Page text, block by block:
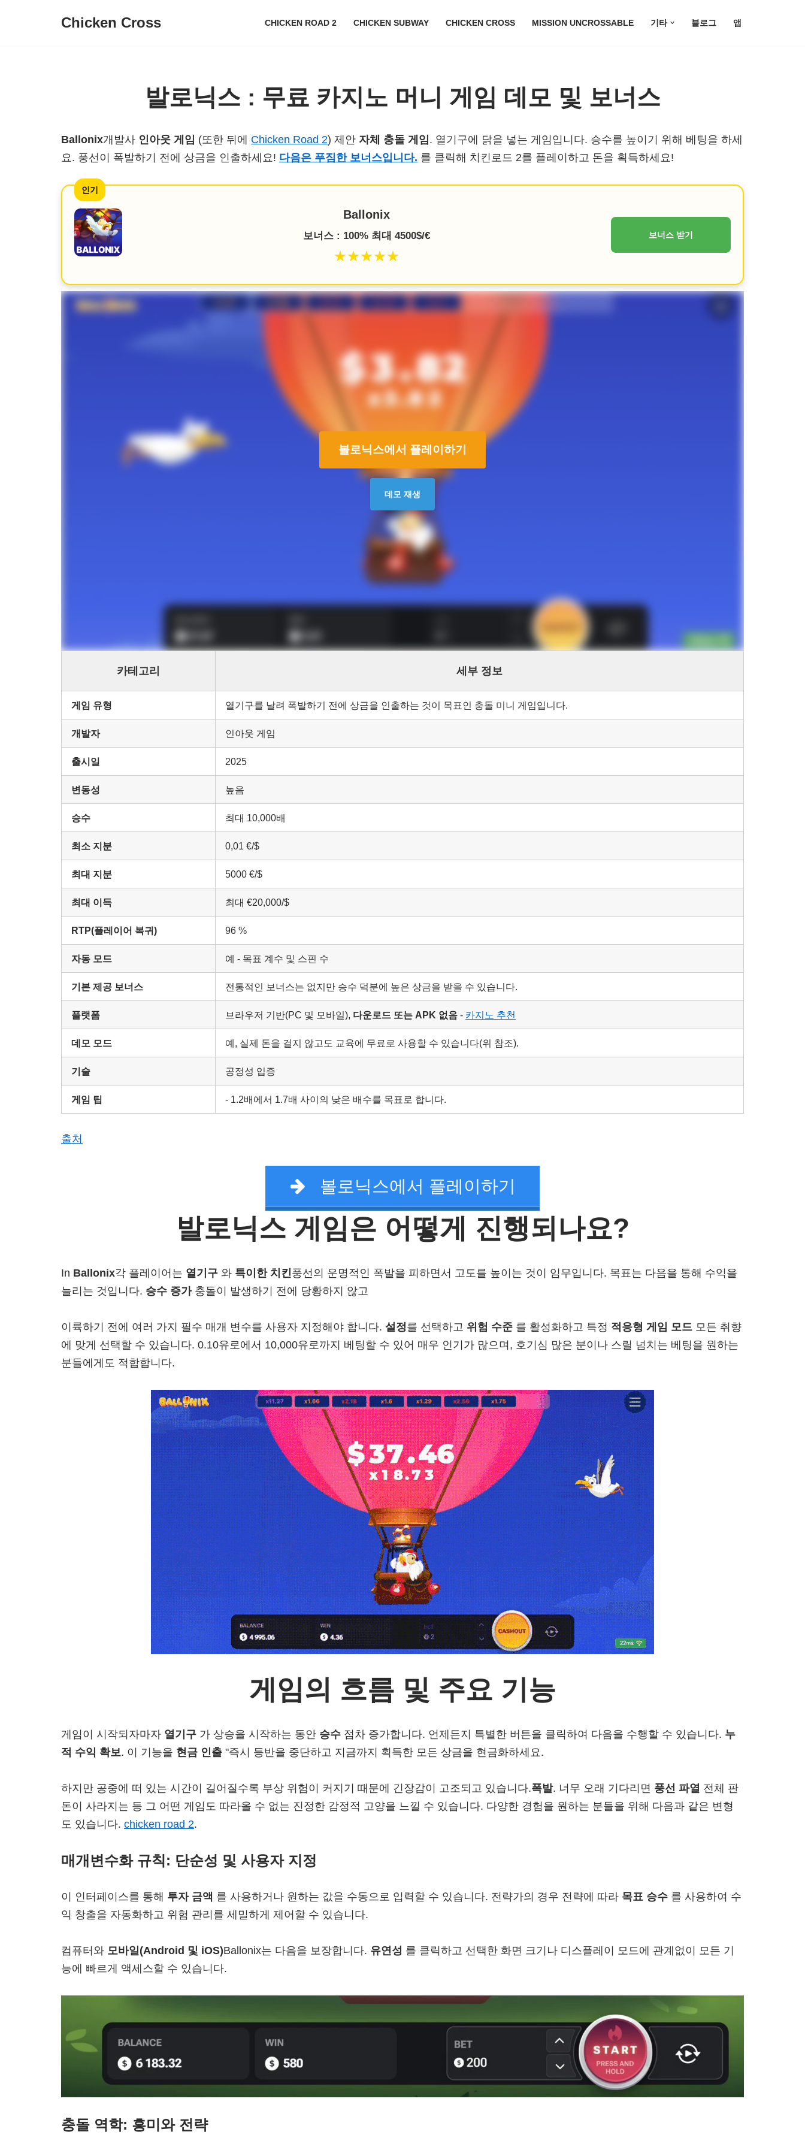
Chicken Cross CHICKEN ROAD 2 CHICKEN SUBWAY CHICKEN CROSS MISSION UNCROSSABLE 기타 블로그 앱
발로닉스 : 무료 카지노 머니 게임 데모 및 보너스
Ballonix개발사 인아웃 게임 (또한 뒤에 Chicken Road 2) 제안 자체 충돌 게임 . 열기구에 닭을 넣는 게임입니다. 승수를 높이기 위해 베팅을 하세
요. 풍선이 폭발하기 전에 상금을 인출하세요! 다음은 푸짐한 보너스입니다. 를 클릭해 치킨로드 2를 플레이하고 돈을 획득하세요!
인기
Ballonix
보너스 : 100% 최대 4500$/€
★★★★★
보너스 받기
볼로닉스에서 플레이하기
데모 재생
카테고리 세부 정보
게임 유형 열기구를 날려 폭발하기 전에 상금을 인출하는 것이 목표인 충돌 미니 게임입니다.
개발자 인아웃 게임
출시일 2025
변동성 높음
승수 최대 10,000배
최소 지분 0,01 €/$
최대 지분 5000 €/$
최대 이득 최대 €20,000/$
RTP(플레이어 복귀) 96 %
자동 모드 예 - 목표 계수 및 스핀 수
기본 제공 보너스 전통적인 보너스는 없지만 승수 덕분에 높은 상금을 받을 수 있습니다.
플랫폼 브라우저 기반(PC 및 모바일), 다운로드 또는 APK 없음 - 카지노 추천
데모 모드 예, 실제 돈을 걸지 않고도 교육에 무료로 사용할 수 있습니다(위 참조).
기술 공정성 입증
게임 팁 - 1.2배에서 1.7배 사이의 낮은 배수를 목표로 합니다.
출처
볼로닉스에서 플레이하기
발로닉스 게임은 어떻게 진행되나요?
In Ballonix각 플레이어는 열기구 와 특이한 치킨풍선의 운명적인 폭발을 피하면서 고도를 높이는 것이 임무입니다. 목표는 다음을 통해 수익을
늘리는 것입니다. 승수 증가충돌이 발생하기 전에 당황하지 않고
이륙하기 전에 여러 가지 필수 매개 변수를 사용자 지정해야 합니다. 설정를 선택하고 위험 수준 를 활성화하고 특정 적응형 게임 모드 모든 취향
에 맞게 선택할 수 있습니다. 0.10유로에서 10,000유로까지 베팅할 수 있어 매우 인기가 많으며, 호기심 많은 분이나 스릴 넘치는 베팅을 원하는
분들에게도 적합합니다.
게임의 흐름 및 주요 기능
게임이 시작되자마자 열기구 가 상승을 시작하는 동안 승수 점차 증가합니다. 언제든지 특별한 버튼을 클릭하여 다음을 수행할 수 있습니다. 누
적 수익 확보. 이 기능을 현금 인출 "즉시 등반을 중단하고 지금까지 획득한 모든 상금을 현금화하세요.
하지만 공중에 떠 있는 시간이 길어질수록 부상 위험이 커지기 때문에 긴장감이 고조되고 있습니다.폭발. 너무 오래 기다리면 풍선 파열 전체 판
돈이 사라지는 등 그 어떤 게임도 따라올 수 없는 진정한 감정적 고양을 느낄 수 있습니다. 다양한 경험을 원하는 분들을 위해 다음과 같은 변형
도 있습니다. chicken road 2.
매개변수화 규칙: 단순성 및 사용자 지정
이 인터페이스를 통해 투자 금액 를 사용하거나 원하는 값을 수동으로 입력할 수 있습니다. 전략가의 경우 전략에 따라 목표 승수 를 사용하여 수
익 창출을 자동화하고 위험 관리를 세밀하게 제어할 수 있습니다.
컴퓨터와 모바일(Android 및 iOS)Ballonix는 다음을 보장합니다. 유연성 를 클릭하고 선택한 화면 크기나 디스플레이 모드에 관계없이 모든 기
능에 빠르게 액세스할 수 있습니다.
충돌 역학: 흥미와 전략